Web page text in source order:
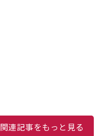
関連記事をもっと見る